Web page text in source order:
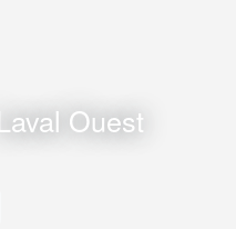
Laval Ouest